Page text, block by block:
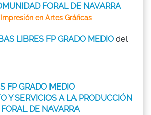
FORAL DE NAVARRA
en Artes Gráficas
LIBRES FP GRADO MEDIO del
FP GRADO MEDIO
Y SERVICIOS A LA PRODUCCIÓN
DE NAVARRA